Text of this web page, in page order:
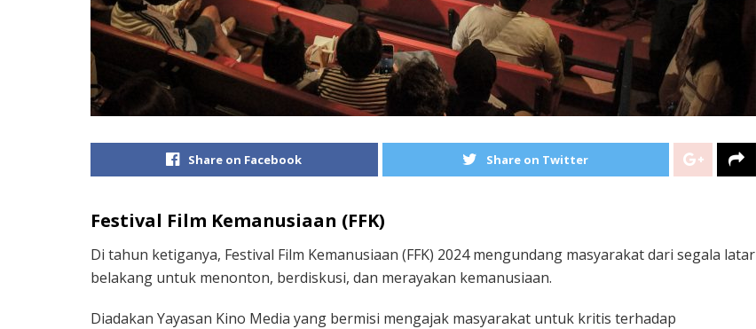
Share on Facebook Share on Twitter
Festival Film Kemanusiaan (FFK)
Di tahun ketiganya, Festival Film Kemanusiaan (FFK) 2024 mengundang masyarakat dari segala latar
belakang untuk menonton, berdiskusi, dan merayakan kemanusiaan.
Diadakan Yayasan Kino Media yang bermisi mengajak masyarakat untuk kritis terhadap